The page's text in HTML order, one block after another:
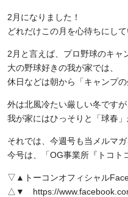
2月になりました！
どれだけこの月を心待ちにして
2月と言えば、プロ野球のキャ
大の野球好きの我が家では、
休日などは朝から「キャンプ
外は北風冷たい厳しい冬ですが
我が家にはひっそりと「球春」
それでは、今週号も当メルマガ
今号は、「OG事業所『トコト
▽▲トーコンオフィシャル
△▼ https://